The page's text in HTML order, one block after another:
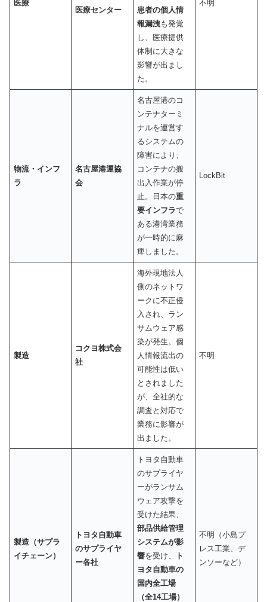
医療
医療センター
患者の個人情
報漏洩も発覚
し、医療提供
体制に大きな
影響が出まし
た。
不明
物流・インフ
ラ
名古屋港運協
会
名古屋港のコ
ンテナターミ
ナルを運営す
るシステムの
障害により、
コンテナの搬
出入作業が停
止。日本の重
要インフラで
ある港湾業務
が一時的に麻
痺しました。
LockBit
製造
コクヨ株式会
社
海外現地法人
側のネットワ
ークに不正侵
入され、ラン
サムウェア感
染が発生。個
人情報流出の
可能性は低い
とされました
が、全社的な
調査と対応で
業務に影響が
出ました。
不明
製造（サプラ
イチェーン）
トヨタ自動車
のサプライヤ
ー各社
トヨタ自動車
のサプライヤ
ーがランサム
ウェア攻撃を
受けた結果、
部品供給管理
システムが影
響を受け、
ト
ヨタ自動車の
国内全工場
（全14工場）
不明（小島プ
レス工業、デ
ンソーなど）